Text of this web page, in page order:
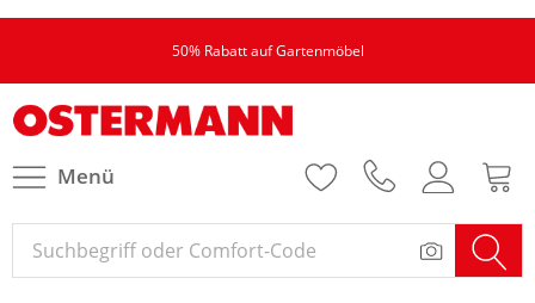
50% Rabatt auf Gartenmöbel
Menü